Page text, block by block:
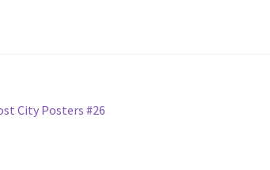
City Posters #26